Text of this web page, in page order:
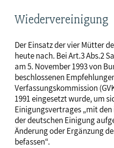
Wiedervereinigung
Der Einsatz der vier Mütter
heute nach. Bei Art.3 Abs.2
am 5. November 1993 von
beschlossenen
Verfassungskommission
1991 eingesetzt wurde, um
Einigungsvertrages „mit
der deutschen Einigung
Änderung oder Ergänzung
befassen“.